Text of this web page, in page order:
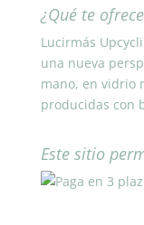
¿Qué te
Lucirmás
una nueva
mano, en vidrio
producidas con
Este sitio